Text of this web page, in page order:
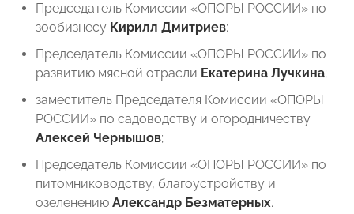
Председатель Комиссии «ОПОРЫ РОССИИ» по
зообизнесу Кирилл Дмитриев;
Председатель Комиссии «ОПОРЫ РОССИИ» по
развитию мясной отрасли Екатерина Лучкина;
заместитель Председателя Комиссии «ОПОРЫ
РОССИИ» по садоводству и огородничеству
Алексей Чернышов;
Председатель Комиссии «ОПОРЫ РОССИИ» по
питомниководству, благоустройству и
озеленению Александр Безматерных.